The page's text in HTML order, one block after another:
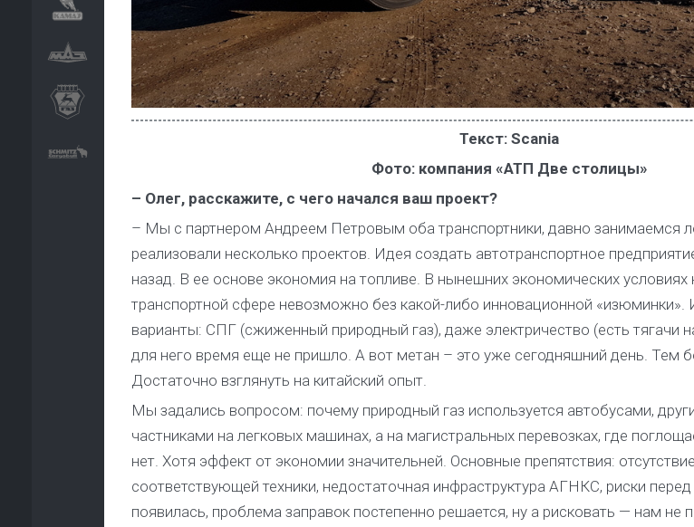
Текст: Scania
Фото: компания «АТП Две столицы»
– Олег, расскажите, с чего начался ваш проект?
– Мы с партнером Андреем Петровым оба транспортники, давно занимаемся
реализовали несколько проектов. Идея создать автотранспортное
назад. В ее основе экономия на топливе. В нынешних экономических условиях
транспортной сфере невозможно без какой-либо инновационной
варианты: СПГ (сжиженный природный газ), даже электричество (есть тягачи
для него время еще не пришло. А вот метан – это уже сегодняшний день. Тем
Достаточно взглянуть на китайский опыт.
Мы задались вопросом: почему природный газ используется автобусами,
частниками на легковых машинах, а на магистральных перевозках, где
нет. Хотя эффект от экономии значительней. Основные препятствия:
соответствующей техники, недостаточная инфраструктура АГНКС, риски
появилась, проблема заправок постепенно решается, ну а рисковать — нам не